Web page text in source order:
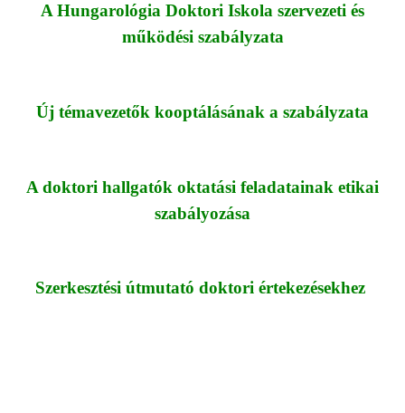
A Hungarológia Doktori Iskola szervezeti és
működési szabályzata
Új témavezetők kooptálásának a szabályzata
A doktori hallgatók oktatási feladatainak etikai
szabályozása
Szerkesztési útmutató doktori értekezésekhez